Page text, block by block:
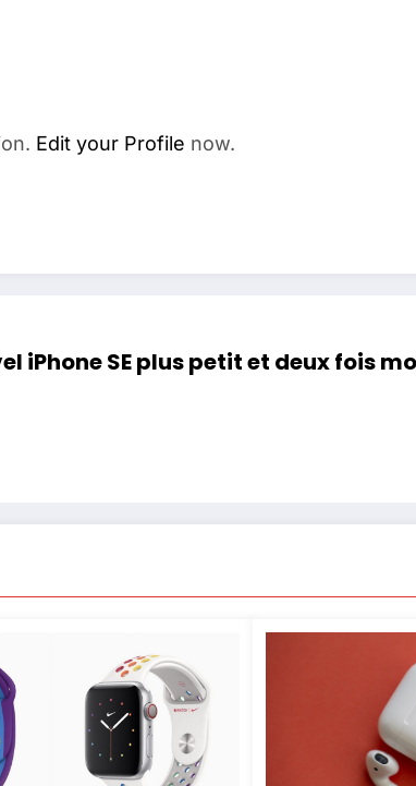
Edit your Profile now.
iPhone SE plus petit et deux fois